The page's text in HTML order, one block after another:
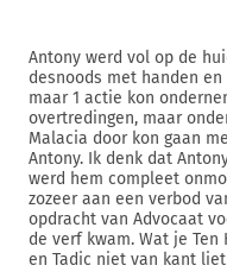
Antony werd vol op de
desnoods met handen
maar 1 actie kon
overtredingen, maar
Malacia door kon gaan
Antony. Ik denk dat
werd hem compleet
zozeer aan een verbod
opdracht van Advocaat
de verf kwam. Wat je
en Tadic niet van kant